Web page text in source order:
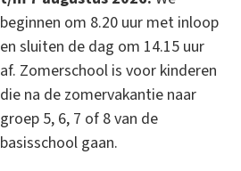
beginnen om 8.20 uur met inloop
en sluiten de dag om 14.15 uur
af. Zomerschool is voor kinderen
die na de zomervakantie naar
groep 5, 6, 7 of 8 van de
basisschool gaan.